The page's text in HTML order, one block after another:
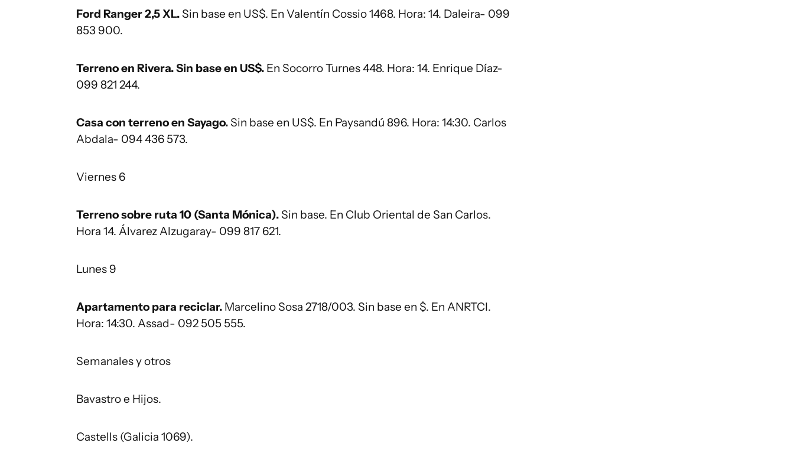
Ford Ranger 2,5 XL. Sin base en US$. En Valentín Cossio 1468. Hora: 14. Daleira- 099
853 900.
Terreno en Rivera. Sin base en US$. En Socorro Turnes 448. Hora: 14. Enrique Díaz-
099 821 244.
Casa con terreno en Sayago. Sin base en US$. En Paysandú 896. Hora: 14:30. Carlos
Abdala- 094 436 573.
Viernes 6
Terreno sobre ruta 10 (Santa Mónica). Sin base. En Club Oriental de San Carlos.
Hora 14. Álvarez Alzugaray- 099 817 621.
Lunes 9
Apartamento para reciclar. Marcelino Sosa 2718/003. Sin base en $. En ANRTCI.
Hora: 14:30. Assad- 092 505 555.
Semanales y otros
Bavastro e Hijos.
Castells (Galicia 1069).